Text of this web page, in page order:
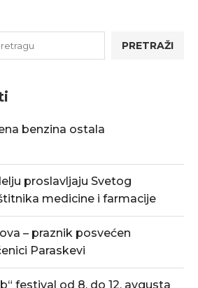
PRETRAŽI
benzina ostala
proslavljaju Svetog
medicine i farmacije
– praznik posvećen
Paraskevi
festival od 8. do 12. avgusta